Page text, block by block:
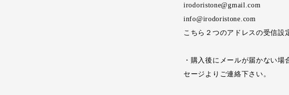
irodoristone@gmail.com
info@irodoristone.com
こちら２つのアドレスの受信設
・購入後にメールが届かない
セージよりご連絡下さい。